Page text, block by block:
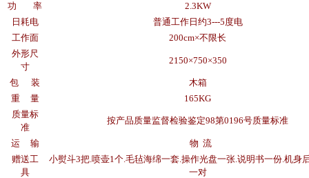
功 率
2.3KW
日耗电
普通工作日约3---5度电
工作面
200cm×不限长
外形尺
寸
2150×750×350
包 装
木箱
重 量
165KG
质量标
准
按产品质量监督检验鉴定98第0196号质量标准
运 输
物 流
赠送工
具
小熨斗3把.喷壶1个.毛毡海绵一套.操作光盘一张.说明书一份.机身
一对